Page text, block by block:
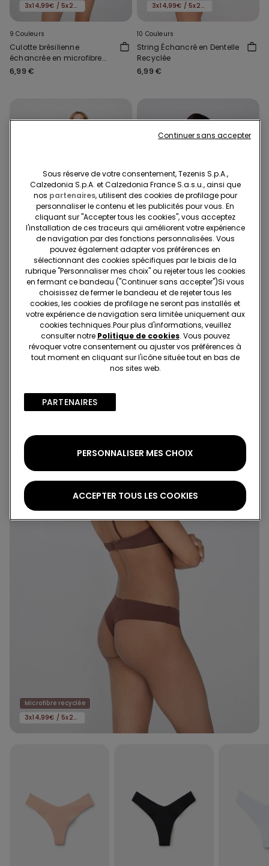
3x14,99€ / 5x22,99€
9 Couleurs
Culotte brésilienne
échancrée en microfibre
recyclée sans coutures
6,99 €
3x14,99€ / 5x22,99€
10 Couleurs
String Échancré en Dentelle
Recyclée
6,99 €
Microfibre recyclée
9 Couleurs
Culotte brésilienne
échancrée en microfibre
recyclée sans coutures
Microfibre recyclée
9 Couleurs
Culotte brésilienne
échancrée en microfibre
recyclée sans coutures
6,99 €
Microfibre recyclée
3x14,99€ / 5x22,99€
Sous réserve de votre consentement, Tezenis S.p.A.,
Calzedonia S.p.A. et Calzedonia France S.a.s.u., ainsi que
nos partenaires, utilisent des cookies de profilage pour
personnaliser le contenu et les publicités pour vous. En
cliquant sur "Accepter tous les cookies", vous acceptez
l'installation de ces traceurs qui améliorent votre expérience
de navigation par des fonctions personnalisées. Vous
pouvez également adapter vos préférences en
sélectionnant des cookies spécifiques par le biais de la
rubrique "Personnaliser mes choix" ou rejeter tous les cookies
en fermant ce bandeau ("Continuer sans accepter")​Si vous
choisissez de fermer le bandeau et de rejeter tous les
cookies, les cookies de profilage ne seront pas installés et
votre expérience de navigation sera limitée uniquement aux
cookies techniques.​Pour plus d'informations, veuillez
consulter notre Politique de cookies. Vous pouvez
révoquer votre consentement ou ajuster vos préférences à
tout moment en cliquant sur l'icône située tout en bas de
nos sites web.
PARTENAIRES​
PERSONNALISER MES CHOIX
ACCEPTER TOUS LES COOKIES
Continuer sans accepter